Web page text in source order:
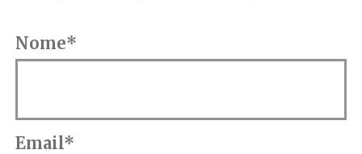
Nome*
Email*